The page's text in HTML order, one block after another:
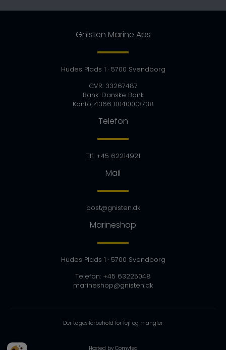
Gnisten Marine Aps
Hudes Plads 1 · 5700 Svendborg
CVR: 33267487
Bank: Danske Bank
Konto: 4366 0040003738
Telefon
Tlf. +45 62214921
Mail
post@gnisten.dk
Marineshop
Hudes Plads 1 · 5700 Svendborg
Telefon: +45 63225048
marineshop@gnisten.dk
Der tages forbehold for fejl og mangler
Hosted by Comytec